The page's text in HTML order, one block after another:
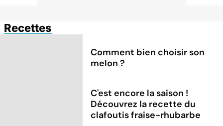
Recettes
Comment bien choisir son
melon ?
C'est encore la saison !
Découvrez la recette du
clafoutis fraise-rhubarbe